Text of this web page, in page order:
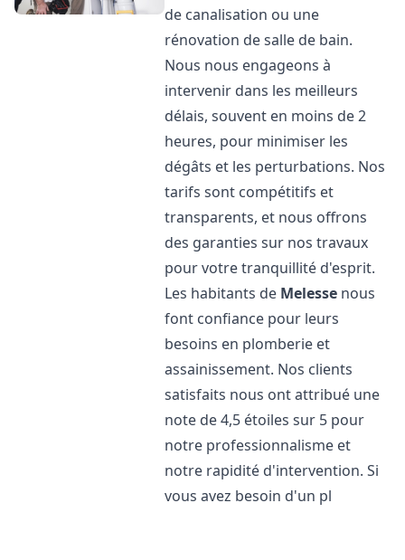
de canalisation ou une
rénovation de salle de bain.
Nous nous engageons à
intervenir dans les meilleurs
délais, souvent en moins de 2
heures, pour minimiser les
dégâts et les perturbations. Nos
tarifs sont compétitifs et
transparents, et nous offrons
des garanties sur nos travaux
pour votre tranquillité d'esprit.
Les habitants de Melesse nous
font confiance pour leurs
besoins en plomberie et
assainissement. Nos clients
satisfaits nous ont attribué une
note de 4,5 étoiles sur 5 pour
notre professionnalisme et
notre rapidité d'intervention. Si
vous avez besoin d'un pl